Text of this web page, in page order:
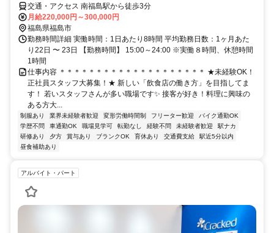
交通・アクセス 南福島駅から徒歩3分
月給220,000円～300,000円
福島県福島市
勤務時間詳細 実働時間：1日あたり8時間 平均勤務日数：1ヶ月あた
り22日 〜 23日 【勤務時間】 15:00～24:00 ※実働８時間、休憩時間
1時間
仕事内容 ＊＊＊＊＊＊＊＊＊＊＊＊＊＊＊＊＊＊＊＊ ★未経験OK！
正社員スタッフ大募集！★ 新しい「飲食店の働き方」を目指してま
す！ 若いスタッフさんが多い職場です✨ 接客が好き！料理に興味の
ある方大...
制服あり 業界未経験者歓迎 変形労働時間制 フリーター歓迎
バイク通勤OK
学歴不問
車通勤OK 職場見学可 転勤なし 経験不問 未経験者歓迎
駅ナカ
研修あり
夕方 賞与あり ブランクOK 育休あり 交通費支給
駅近5分以内
昼食補助あり
アルバイト・パート